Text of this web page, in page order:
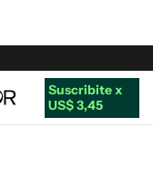
Suscribite x
US$ 3,45